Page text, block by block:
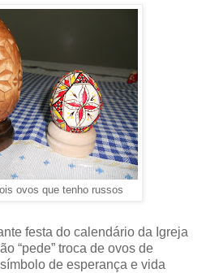
ovos que tenho russos
festa do calendário da Igreja
“pede” troca de ovos de
de esperança e vida